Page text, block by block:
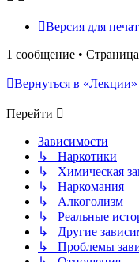
Версия для
1 сообщение • Страница
Вернуться в «Лекции»
Перейти
Зависимости
↳ Наркотики
↳ Химическая
↳ Наркомания
↳ Алкоголизм
↳ Реальные
↳ Другие
↳ Проблемы